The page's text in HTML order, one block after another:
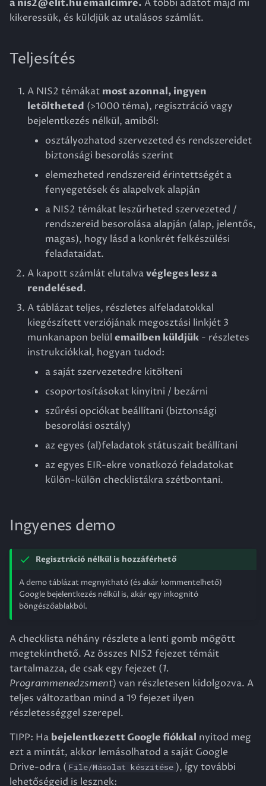
anis2@elit.huemailcímre. A többi adatot majd mi
kikeressük, és küldjük az utalásos számlát.
Teljesítés
A NIS2 témákat most azonnal, ingyen
letöltheted (>1000 téma), regisztráció vagy
bejelentkezés nélkül, amiből:
osztályozhatod szervezeted és rendszereidet
biztonsági besorolás szerint
elemezheted rendszereid érintettségét a
fenyegetések és alapelvek alapján
a NIS2 témákat leszűrheted szervezeted /
rendszereid besorolása alapján (alap, jelentős,
magas), hogy lásd a konkrét felkészülési
feladataidat.
A kapott számlát elutalvavégleges lesz a
rendelésed.
A táblázat teljes, részletes alfeladatokkal
kiegészített verziójának megosztási linkjét 3
munkanapon belül emailben küldjük - részletes
instrukciókkal, hogyan tudod:
a saját szervezetedre kitölteni
csoportosításokat kinyitni / bezárni
szűrési opciókat beállítani (biztonsági
besorolási osztály)
az egyes (al)feladatok státuszait beállítani
az egyes EIR-ekre vonatkozó feladatokat
külön-külön checklistákra szétbontani.
Ingyenes demo
Regisztráció nélkül is hozzáférhető
A demo táblázat megnyitható (és akár kommentelhető)
Google bejelentkezés nélkül is, akár egy inkognitó
böngészőablakból.
A checklista néhány részlete a lenti gomb mögött
megtekinthető. Az összes NIS2 fejezet témáit
tartalmazza, de csak egy fejezet (1.
Programmenedzsment) van részletesen kidolgozva. A
teljes változatban mind a 19 fejezet ilyen
részletességgel szerepel.
TIPP: Ha bejelentkezett Google fiókkal nyitod meg
ezt a mintát, akkor lemásolhatod a saját Google
Drive-odra ( File/Másolat készítése ), így további
lehetőségeid is lesznek: